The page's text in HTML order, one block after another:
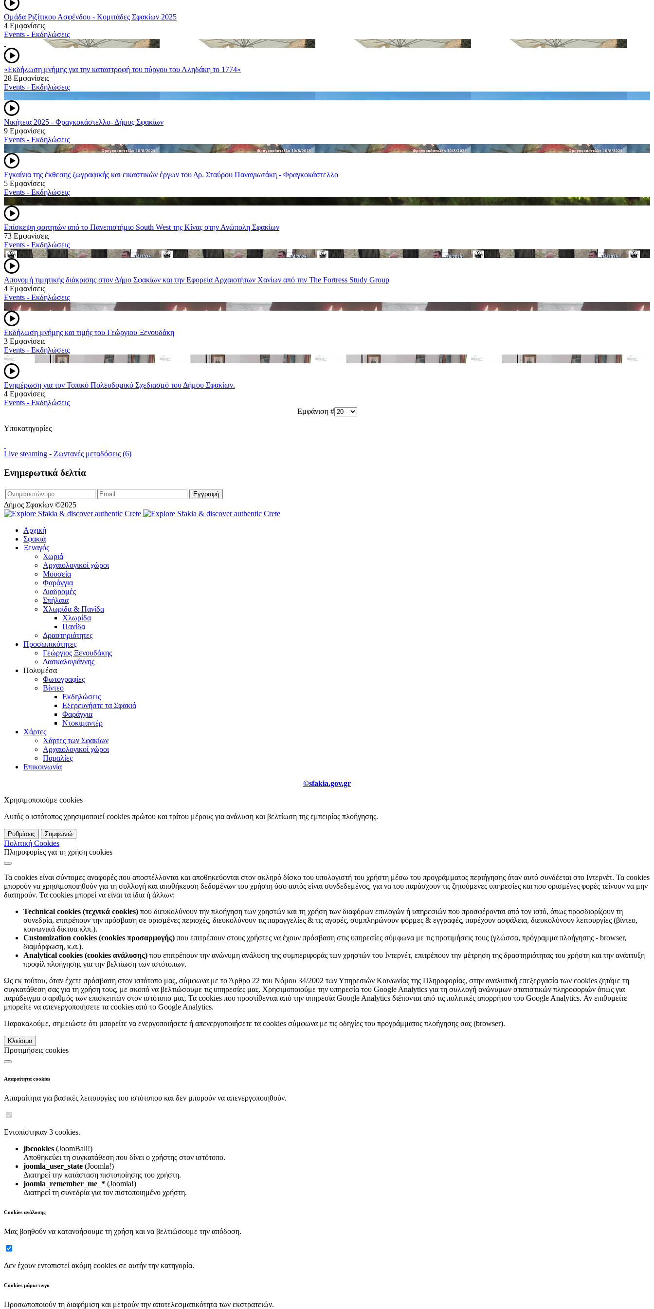
Ομάδα Ριζίτικου Ασφένδου - Κομιτάδες Σφακίων 2025
4 Εμφανίσεις
Events - Εκδηλώσεις
«Εκδήλωση μνήμης για την καταστροφή του πύργου του Αληδάκη το 1774»
28 Εμφανίσεις
Events - Εκδηλώσεις
Νικήτεια 2025 - Φραγκοκάστελλο- Δήμος Σφακίων
9 Εμφανίσεις
Events - Εκδηλώσεις
Εγκαίνια της έκθεσης ζωγραφικής και εικαστικών έργων του Δρ. Σταύρου Παναγιωτάκη - Φραγκοκάστελλο
5 Εμφανίσεις
Events - Εκδηλώσεις
Επίσκεψη φοιτητών από το Πανεπιστήμιο South West της Κίνας στην Ανώπολη Σφακίων
73 Εμφανίσεις
Events - Εκδηλώσεις
Απονομή τιμητικής διάκρισης στον Δήμο Σφακίων και την Εφορεία Αρχαιοτήτων Χανίων από την The Fortress Study Group
4 Εμφανίσεις
Events - Εκδηλώσεις
Εκδήλωση μνήμης και τιμής του Γεώργιου Ξενουδάκη
3 Εμφανίσεις
Events - Εκδηλώσεις
Ενημέρωση για τον Τοπικό Πολεοδομικό Σχεδιασμό του Δήμου Σφακίων.
4 Εμφανίσεις
Events - Εκδηλώσεις
Εμφάνιση #
Υποκατηγορίες
Live steaming - Ζωντανές μεταδόσεις (6)
Ενημερωτικά δελτία
Δήμος Σφακίων ©2025
Αρχική
Σφακιά
Ξεναγός
Χωριά
Αρχαιολογικοί χώροι
Μουσεία
Φαράγγια
Διαδρομές
Σπήλαια
Χλωρίδα & Πανίδα
Χλωρίδα
Πανίδα
Δραστηριότητες
Προσωπικότητες
Γεώργιος Ξενουδάκης
Δασκαλογιάννης
Πολυμέσα
Φωτογραφίες
Βίντεο
Εκδηλώσεις
Εξερευνήστε τα Σφακιά
Φαράγγια
Ντοκιμαντέρ
Χάρτες
Χάρτες των Σφακίων
Αρχαιολογικοί χώροι
Παραλίες
Επικοινωνία
©sfakia.gov.gr
Χρησιμοποιούμε cookies
Αυτός ο ιστότοπος χρησιμοποιεί cookies πρώτου και τρίτου μέρους για ανάλυση και βελτίωση της εμπειρίας πλοήγησης.
Ρυθμίσεις Συμφωνώ
Πολιτική Cookies
Πληροφορίες για τη χρήση cookies
Τα cookies είναι σύντομες αναφορές που αποστέλλονται και αποθηκεύονται στον σκληρό δίσκο του υπολογιστή του χρήστη μέσω του προγράμματος περιήγησης όταν αυτό συνδέεται στο Ιντερνέτ. Τα cookies
μπορούν να χρησιμοποιηθούν για τη συλλογή και αποθήκευση δεδομένων του χρήστη όσο αυτός είναι συνδεδεμένος, για να του παράσχουν τις ζητούμενες υπηρεσίες και που ορισμένες φορές τείνουν να μην
διατηρούν. Τα cookies μπορεί να είναι τα ίδια ή άλλων:
Technical cookies (τεχνικά cookies) που διευκολύνουν την πλοήγηση των χρηστών και τη χρήση των διαφόρων επιλογών ή υπηρεσιών που προσφέρονται από τον ιστό, όπως προσδιορίζουν τη
συνεδρία, επιτρέπουν την πρόσβαση σε ορισμένες περιοχές, διευκολύνουν τις παραγγελίες & τις αγορές, συμπληρώνουν φόρμες & εγγραφές, παρέχουν ασφάλεια, διευκολύνουν λειτουργίες (βίντεο,
κοινωνικά δίκτυα κλπ.).
Customization cookies (cookies προσαρμογής) που επιτρέπουν στους χρήστες να έχουν πρόσβαση στις υπηρεσίες σύμφωνα με τις προτιμήσεις τους (γλώσσα, πρόγραμμα πλοήγησης - browser,
διαμόρφωση, κ.α.).
Analytical cookies (cookies ανάλυσης) που επιτρέπουν την ανώνυμη ανάλυση της συμπεριφοράς των χρηστών του Ιντερνέτ, επιτρέπουν την μέτρηση της δραστηριότητας του χρήστη και την ανάπτυξη
προφίλ πλοήγησης για την βελτίωση των ιστότοπων.
Ως εκ τούτου, όταν έχετε πρόσβαση στον ιστότοπο μας, σύμφωνα με το Άρθρο 22 του Νόμου 34/2002 των Υπηρεσιών Κοινωνίας της Πληροφορίας, στην αναλυτική επεξεργασία των cookies ζητάμε τη
συγκατάθεση σας για τη χρήση τους, με σκοπό να βελτιώσουμε τις υπηρεσίες μας. Χρησιμοποιούμε την υπηρεσία του Google Analytics για τη συλλογή ανώνυμων στατιστικών πληροφοριών όπως για
παράδειγμα ο αριθμός των επισκεπτών στον ιστότοπο μας. Τα cookies που προστίθενται από την υπηρεσία Google Analytics διέπονται από τις πολιτικές απορρήτου του Google Analytics. Αν επιθυμείτε
μπορείτε να απενεργοποιήσετε τα cookies από το Google Analytics.
Παρακαλούμε, σημειώστε ότι μπορείτε να ενεργοποιήσετε ή απενεργοποιήσετε τα cookies σύμφωνα με τις οδηγίες του προγράμματος πλοήγησης σας (browser).
Κλείσιμο
Προτιμήσεις cookies
Απαραίτητα cookies
Απαραίτητα για βασικές λειτουργίες του ιστότοπου και δεν μπορούν να απενεργοποιηθούν.
Εντοπίστηκαν 3 cookies.
jbcookies (JoomBall!)
Αποθηκεύει τη συγκατάθεση που δίνει ο χρήστης στον ιστότοπο.
joomla_user_state (Joomla!)
Διατηρεί την κατάσταση πιστοποίησης του χρήστη.
joomla_remember_me_* (Joomla!)
Διατηρεί τη συνεδρία για τον πιστοποιημένο χρήστη.
Cookies ανάλυσης
Μας βοηθούν να κατανοήσουμε τη χρήση και να βελτιώσουμε την απόδοση.
Δεν έχουν εντοπιστεί ακόμη cookies σε αυτήν την κατηγορία.
Cookies μάρκετινγκ
Προσωποποιούν τη διαφήμιση και μετρούν την αποτελεσματικότητα των εκστρατειών.